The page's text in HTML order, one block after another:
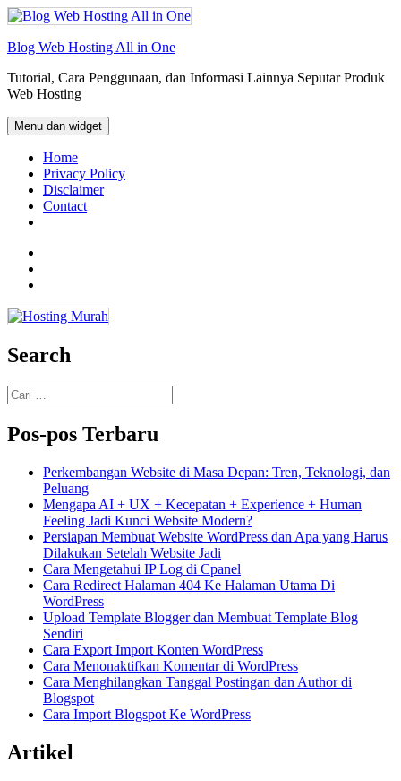
Langsung
ke
isi
Blog Web Hosting All in One
Tutorial, Cara Penggunaan, dan Informasi Lainnya Seputar Produk
Web Hosting
Menu dan widget
Home
Privacy Policy
Disclaimer
Contact
Search
Cari
untuk:
Pos-pos Terbaru
Perkembangan Website di Masa Depan: Tren, Teknologi, dan
Peluang
Mengapa AI + UX + Kecepatan + Experience + Human
Feeling Jadi Kunci Website Modern?
Persiapan Membuat Website WordPress dan Apa yang Harus
Dilakukan Setelah Website Jadi
Cara Mengetahui IP Log di Cpanel
Cara Redirect Halaman 404 Ke Halaman Utama Di
WordPress
Upload Template Blogger dan Membuat Template Blog
Sendiri
Cara Export Import Konten WordPress
Cara Menonaktifkan Komentar di WordPress
Cara Menghilangkan Tanggal Postingan dan Author di
Blogspot
Cara Import Blogspot Ke WordPress
Artikel